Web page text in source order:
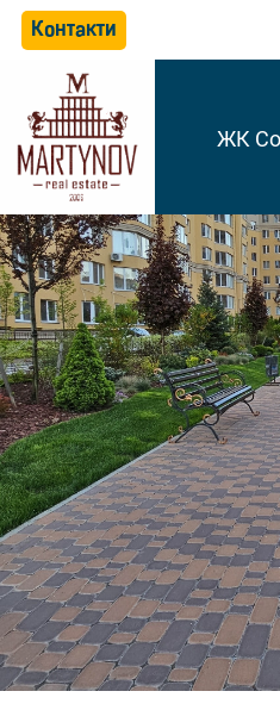
Контакти
ЖК